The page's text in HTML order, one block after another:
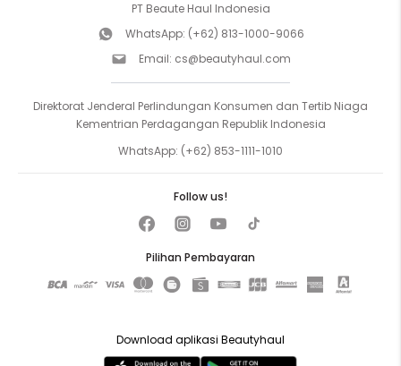
PT Beaute Haul Indonesia
WhatsApp: (+62) 813-1000-9066
Email: cs@beautyhaul.com
Direktorat Jenderal Perlindungan Konsumen dan Tertib Niaga
Kementrian Perdagangan Republik Indonesia
WhatsApp: (+62) 853-1111-1010
Pilihan Pembayaran
Follow us!
Download aplikasi Beautyhaul